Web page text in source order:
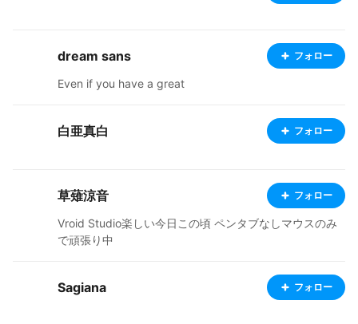
dream sans フォロー
Even if you have a great
白亜真白 フォロー
草薙涼音 フォロー
Vroid Studio楽しい今日この頃 ペンタブなしマウスのみ
で頑張り中
Sagiana フォロー